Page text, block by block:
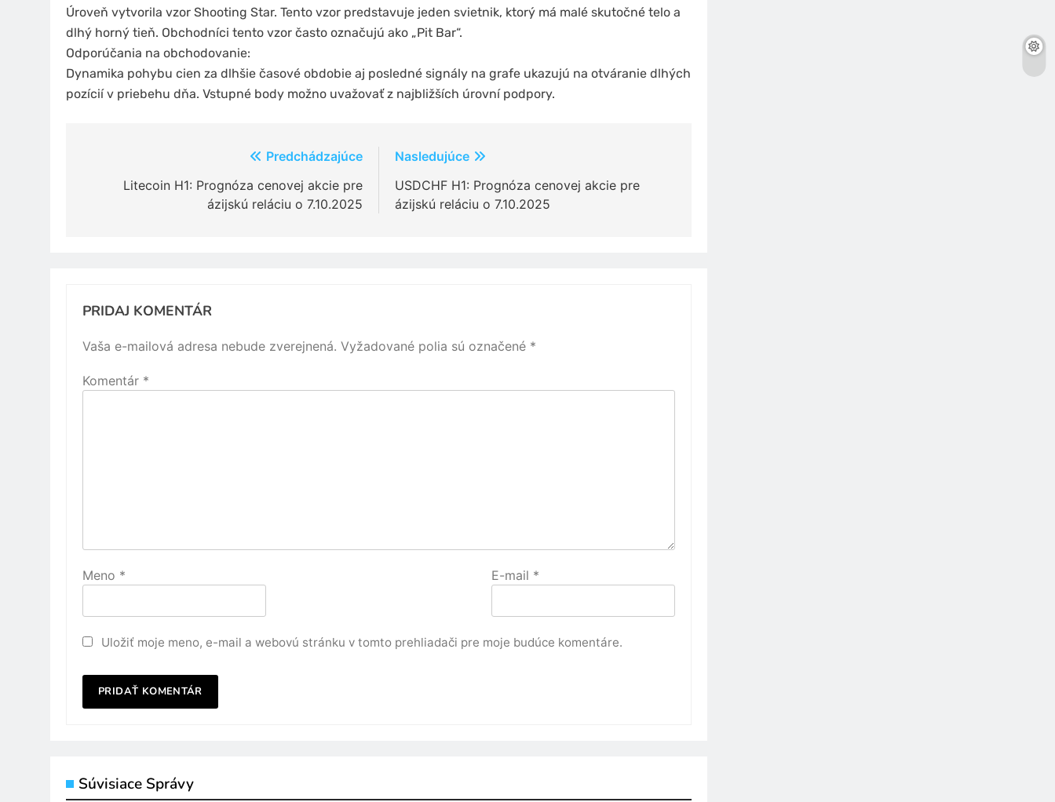
Úroveň vytvorila vzor Shooting Star. Tento vzor predstavuje jeden svietnik, ktorý má malé skutočné telo a
dlhý horný tieň. Obchodníci tento vzor často označujú ako „Pit Bar“.
Odporúčania na obchodovanie:
Dynamika pohybu cien za dlhšie časové obdobie aj posledné signály na grafe ukazujú na otváranie dlhých
pozícií v priebehu dňa. Vstupné body možno uvažovať z najbližších úrovní podpory.
Predchádzajúce
Litecoin H1: Prognóza cenovej akcie pre
ázijskú reláciu o 7.10.2025
Nasledujúce
USDCHF H1: Prognóza cenovej akcie pre
ázijskú reláciu o 7.10.2025
PRIDAJ KOMENTÁR
Vaša e-mailová adresa nebude zverejnená. Vyžadované polia sú označené *
Komentár *
Meno * E-mail *
Uložiť moje meno, e-mail a webovú stránku v tomto prehliadači pre moje budúce komentáre.
Súvisiace Správy